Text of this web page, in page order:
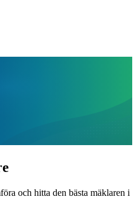
och hitta den bästa mäklaren i